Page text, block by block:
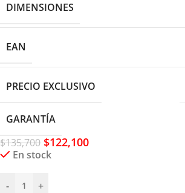
DIMENSIONES
EAN
PRECIO EXCLUSIVO
GARANTÍA
$135,700 $122,100
En stock
- +